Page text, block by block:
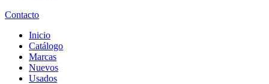
Contacto
Inicio
Catálogo
Marcas
Nuevos
Usados